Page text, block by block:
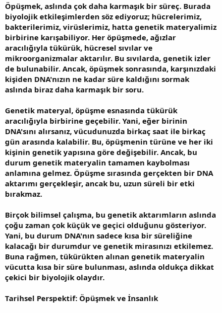
Öpüşmek, aslında çok daha karmaşık bir süreç. Burada
biyolojik etkileşimlerden söz ediyoruz; hücrelerimiz,
bakterilerimiz, virüslerimiz, hatta genetik materyalimiz
birbirine karışabiliyor. Her öpüşmede, ağızlar
aracılığıyla tükürük, hücresel sıvılar ve
mikroorganizmalar aktarılır. Bu sıvılarda, genetik izler
de bulunabilir. Ancak, öpüşmek sonrasında, karşınızdaki
kişiden DNA'nızın ne kadar süre kaldığını sormak
aslında biraz daha karmaşık bir soru.
Genetik materyal, öpüşme esnasında tükürük
aracılığıyla birbirine geçebilir. Yani, eğer birinin
DNA'sını alırsanız, vücudunuzda birkaç saat ile birkaç
gün arasında kalabilir. Bu, öpüşmenin türüne ve her iki
kişinin genetik yapısına göre değişebilir. Ancak, bu
durum genetik materyalin tamamen kaybolması
anlamına gelmez. Öpüşme sırasında gerçekten bir DNA
aktarımı gerçekleşir, ancak bu, uzun süreli bir etki
bırakmaz.
Birçok bilimsel çalışma, bu genetik aktarımların aslında
çoğu zaman çok küçük ve geçici olduğunu gösteriyor.
Yani, bu durum DNA'nın sadece kısa bir süreliğine
kalacağı bir durumdur ve genetik mirasınızı etkilemez.
Buna rağmen, tükürükten alınan genetik materyalin
vücutta kısa bir süre bulunması, aslında oldukça dikkat
çekici bir biyolojik olaydır.
Tarihsel Perspektif: Öpüşmek ve İnsanlık